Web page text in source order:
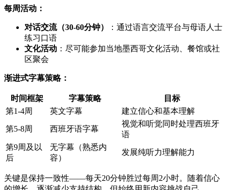
每周活动：
对话交流（30-60分钟）
：通过语言交流平台与母语人士
练习口语
文化活动 ：尽可能参加当地墨西哥文化活动、餐馆或社
区聚会
渐进式字幕策略：
时间框架 字幕策略
目标
第1-4周
英文字幕 建立信心和基本理解
第5-8周 西班牙语字幕
视觉和听觉同时处理西班牙
语
第9周及以
后
无字幕（熟悉内
容）
发展纯听力理解能力
关键是保持一致性——每天20分钟胜过每周2小时。随着信心